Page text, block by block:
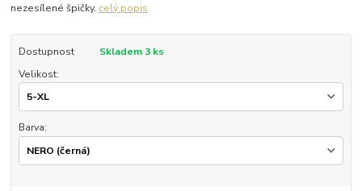
nezesílené špičky. celý popis
Dostupnost
Skladem 3 ks
Velikost:
Barva: